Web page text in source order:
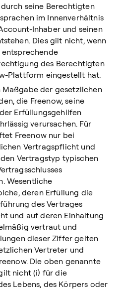
seine Berechtigten
im Innenverhältnis
Inhaber und seinen
Dies gilt nicht, wenn
des Berechtigten
Plattform eingestellt hat.
der gesetzlichen
die Freenow, seine
Erfüllungsgehilfen
verursachen. Für
Freenow nur bei
Vertragspflicht und
Vertragstyp typischen
Wesentliche
deren Erfüllung die
des Vertrages
und auf deren Einhaltung
vertraut und
dieser Ziffer gelten
Vertreter und
Die oben genannte
nicht (i) für die
Lebens, des Körpers oder